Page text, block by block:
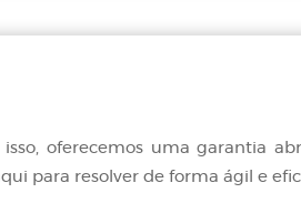
oferecemos uma garantia
para resolver de forma ágil e